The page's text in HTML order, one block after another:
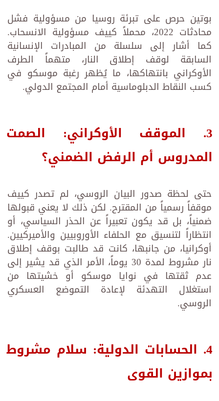
بوتين حرص على تبرئة روسيا من مسؤولية فشل
محادثات 2022، محملاً كييف مسؤولية الانسحاب.
كما أشار إلى سلسلة من المبادرات الإنسانية
السابقة لوقف إطلاق النار، متهماً الطرف
الأوكراني بانتهاكها، ما يُظهر رغبة موسكو في
كسب النقاط الدبلوماسية أمام المجتمع الدولي.
3. الموقف الأوكراني: الصمت
المدروس أم الرفض الضمني؟
حتى لحظة صدور البيان الروسي، لم تصدر كييف
موقفاً رسمياً من المقترح. لكن ذلك لا يعني قبولها
ضمنياً، بل قد يكون تعبيراً عن الحذر السياسي، أو
انتظاراً لتنسيق مع الحلفاء الأوروبيين والأميركيين.
أوكرانيا، من جانبها، كانت قد طالبت بوقف إطلاق
نار مشروط لمدة 30 يوماً، الأمر الذي قد يشير إلى
عدم ثقتها في نوايا موسكو أو خشيتها من
استغلال التهدئة لإعادة التموضع العسكري
الروسي.
4. الحسابات الدولية: سلام مشروط
بموازين القوى